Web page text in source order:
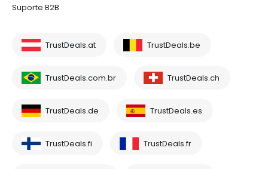
Suporte B2B
TrustDeals.at TrustDeals.be
TrustDeals.com.br TrustDeals.ch
TrustDeals.de TrustDeals.es
TrustDeals.fi TrustDeals.fr